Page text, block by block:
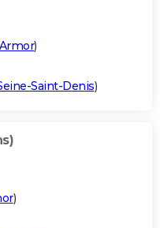
)
Saint-Denis)
)